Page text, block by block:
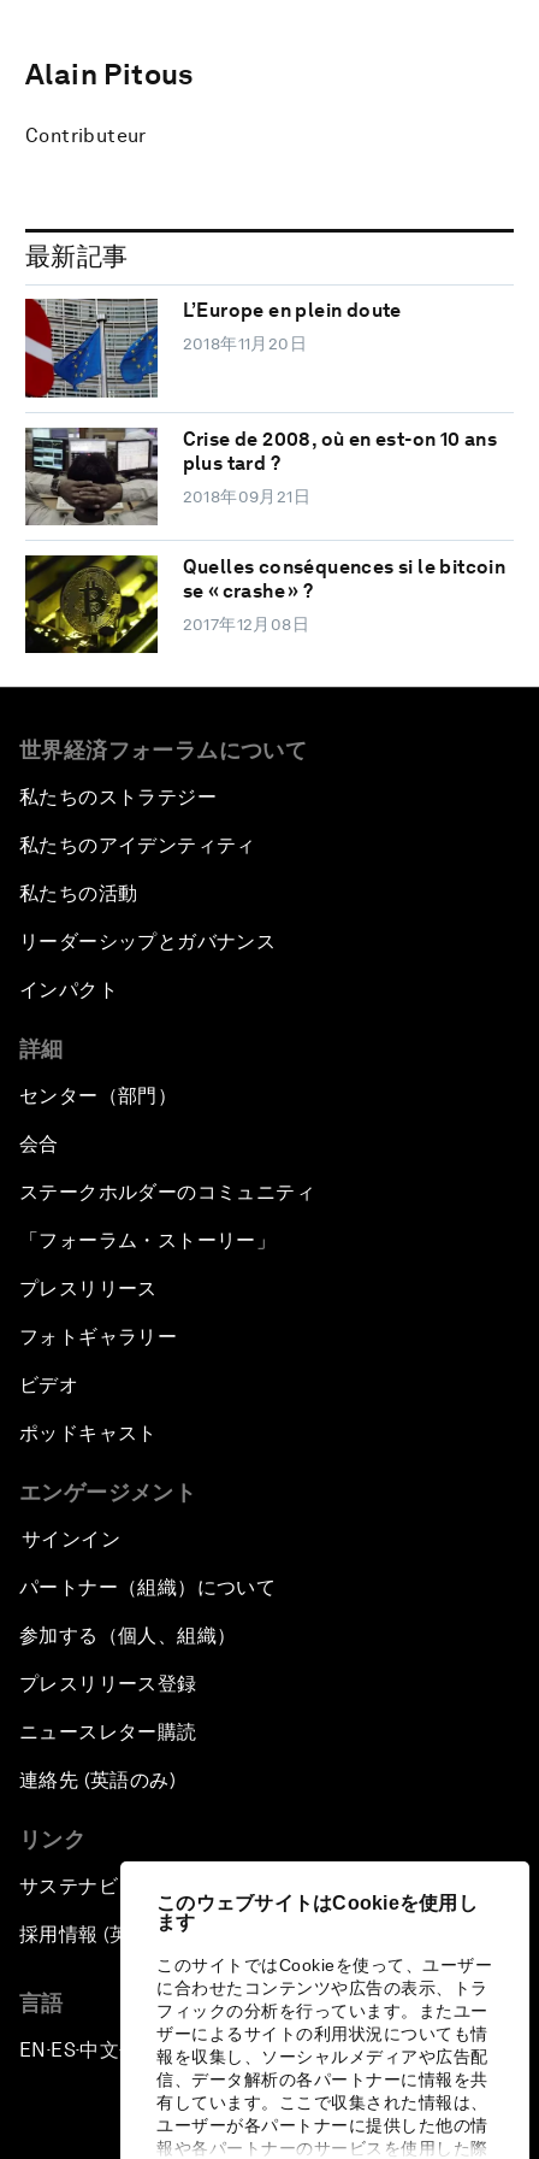
このウェブサイトはCookieを使用し
ます
このサイトではCookieを使って、ユーザー
に合わせたコンテンツや広告の表示、トラ
フィックの分析を行っています。またユー
ザーによるサイトの利用状況についても情
報を収集し、ソーシャルメディアや広告配
信、データ解析の各パートナーに情報を共
有しています。ここで収集された情報は、
ユーザーが各パートナーに提供した他の情
報や各パートナーのサービスを使用した際
Alain Pitous
Contributeur
最新記事
L’Europe en plein doute
2018年11月20日
Crise de 2008, où en est-on 10 ans
plus tard ?
2018年09月21日
Quelles conséquences si le bitcoin
se « crashe » ?
2017年12月08日
世界経済フォーラムについて
私たちのストラテジー
私たちのアイデンティティ
私たちの活動
リーダーシップとガバナンス
インパクト
詳細
センター（部門）
会合
ステークホルダーのコミュニティ
「フォーラム・ストーリー」
プレスリリース
フォトギャラリー
ビデオ
ポッドキャスト
エンゲージメント
サインイン
パートナー（組織）について
参加する（個人、組織）
プレスリリース登録
ニュースレター購読
連絡先 (英語のみ)
リンク
サステナビリティへの取り組み
採用情報 (英語のみ)
言語
EN ▪ ES▪中文▪ 日本語